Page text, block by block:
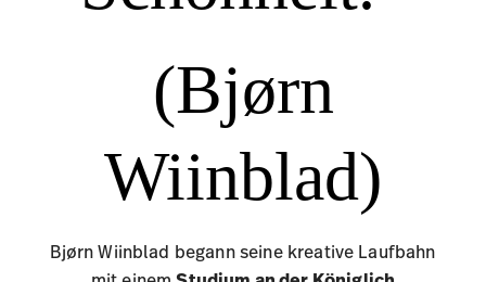
Dänischen Kunstakademie in Kopenhagen
wo er zunächst Malerei und Illustration
studierte. Für seine frühen
Kunstwerkeerhielt er schnell Anerkennung in
Dänemark, die den Grundstein für seine
vielseitige Karriere legten. Wiinblad, der neben
seinen bildkünstlerischen Arbeiten auch
Bühnenbilder und Kostüme für Oper und